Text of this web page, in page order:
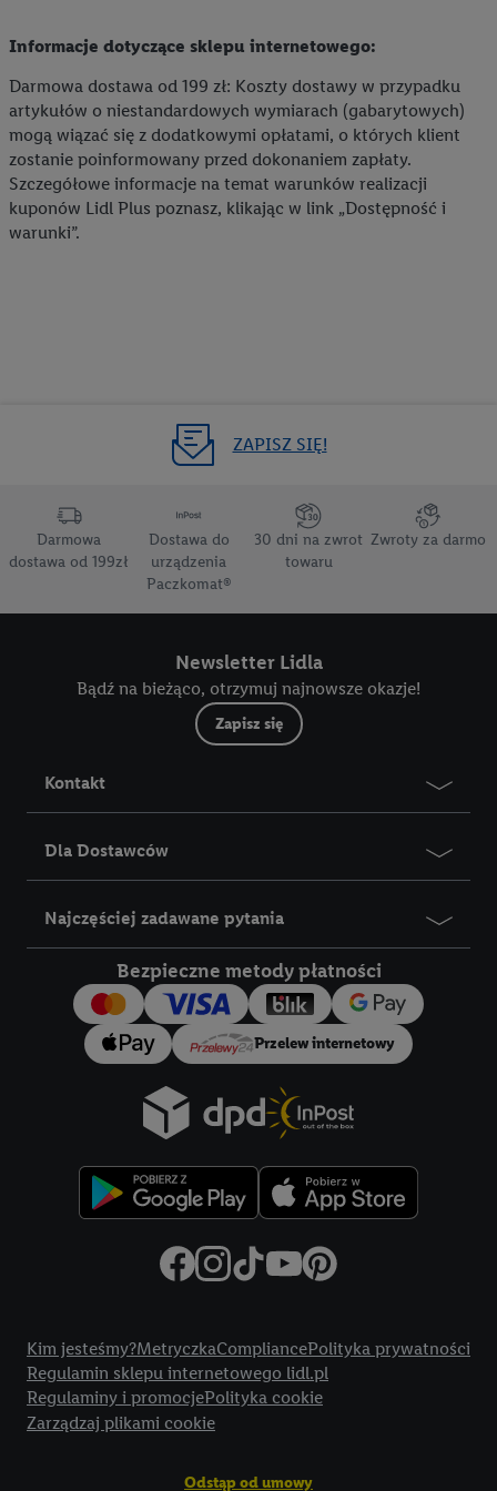
Informacje dotyczące sklepu internetowego:
Darmowa dostawa od 199 zł: Koszty dostawy w przypadku
artykułów o niestandardowych wymiarach (gabarytowych)
mogą wiązać się z dodatkowymi opłatami, o których klient
zostanie poinformowany przed dokonaniem zapłaty.
Szczegółowe informacje na temat warunków realizacji
kuponów Lidl Plus poznasz, klikając w link „Dostępność i
warunki”.
ZAPISZ SIĘ!
Darmowa
dostawa od 199zł
Dostawa do
urządzenia
Paczkomat®
30 dni na zwrot
towaru
Zwroty za darmo
Newsletter Lidla
Bądź na bieżąco, otrzymuj najnowsze okazje!
Zapisz się
Kontakt
Dla Dostawców
Najczęściej zadawane pytania
Bezpieczne metody płatności
Przelew internetowy
Kim jesteśmy?MetryczkaCompliancePolityka prywatności
Regulamin sklepu internetowego lidl.pl
Regulaminy i promocjePolityka cookie
Zarządzaj plikami cookie
Odstąp od umowy